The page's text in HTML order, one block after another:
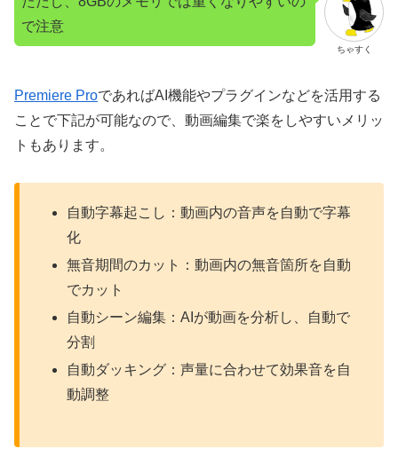
ちゃすく
で注意
Premiere ProであればAI機能やプラグインなどを活用する
ことで下記が可能なので、動画編集で楽をしやすいメリッ
トもあります。
自動字幕起こし：動画内の音声を自動で字幕
化
無音期間のカット：動画内の無音箇所を自動
でカット
自動シーン編集：AIが動画を分析し、自動で
分割
自動ダッキング：声量に合わせて効果音を自
動調整